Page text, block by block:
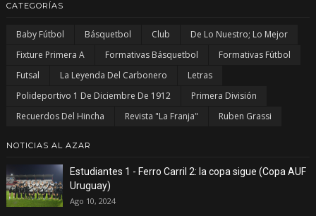
CATEGORÍAS
Baby Fútbol Básquetbol Club
De Lo Nuestro; Lo Mejor
Fixture Primera A
Formativas Básquetbol
Formativas Fútbol
Futsal
La Leyenda Del Carbonero
Letras
Polideportivo 1 De Diciembre De 1912
Primera División
Recuerdos Del Hincha
Revista "La Franja" Ruben Grassi
NOTICIAS AL AZAR
Estudiantes 1 - Ferro Carril 2: la copa sigue (Copa AUF
Uruguay)
Ago 10, 2024